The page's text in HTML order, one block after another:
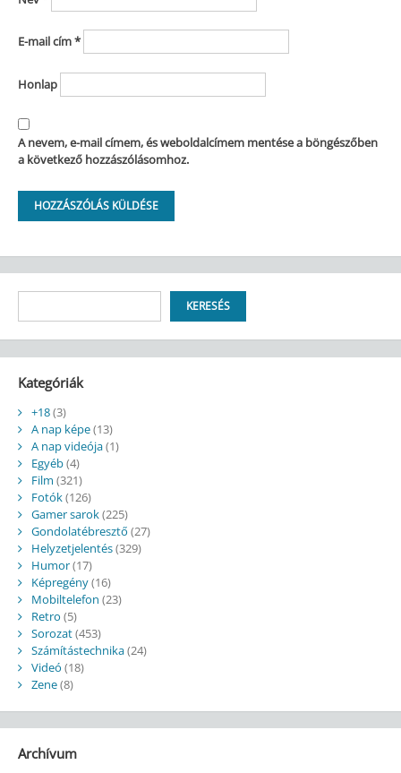
E-mail cím*
Honlap
A nevem, e-mail címem, és weboldalcímem mentése a böngészőben
a következő hozzászólásomhoz.
KERESÉS
Kategóriák
+18(3)
A nap képe(13)
A nap videója(1)
Egyéb(4)
Film (321)
Fotók(126)
Gamer sarok(225)
Gondolatébresztő (27)
Helyzetjelentés(329)
Humor(17)
Képregény(16)
Mobiltelefon (23)
Retro (5)
Sorozat(453)
Számítástechnika(24)
Videó (18)
Zene(8)
Archívum